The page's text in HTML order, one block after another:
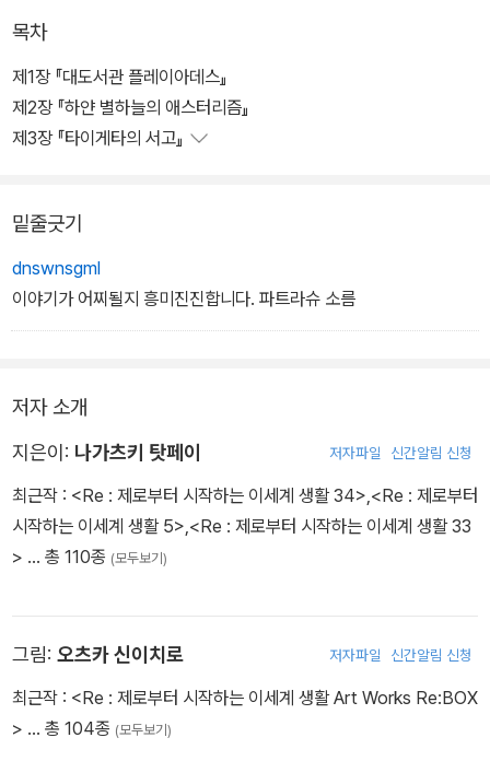
목차
제1장 『대도서관 플레이아데스』
제2장 『하얀 별하늘의 애스터리즘』
제3장 『타이게타의 서고』
밑줄긋기
dnswnsgml
이야기가 어찌될지 흥미진진합니다. 파트라슈 소름
저자 소개
지은이: 나가츠키 탓페이 저자파일 신간알림 신청
최근작 : <Re : 제로부터 시작하는 이세계 생활 34> <Re : 제로부터
시작하는 이세계 생활 5> <Re : 제로부터 시작하는 이세계 생활 33
> … 총 110종 (모두보기)
그림: 오츠카 신이치로 저자파일 신간알림 신청
최근작 : <Re : 제로부터 시작하는 이세계 생활 Art Works Re:BOX
> … 총 104종 (모두보기)